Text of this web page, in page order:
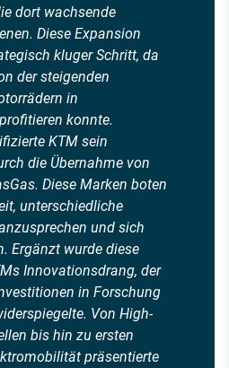
dort wachsende
Diese Expansion
kluger Schritt, da
der steigenden
in
konnte.
KTM sein
die Übernahme von
Diese Marken boten
unterschiedliche
und sich
Ergänzt wurde diese
Innovationsdrang, der
in Forschung
Von High-
bis hin zu ersten
präsentierte